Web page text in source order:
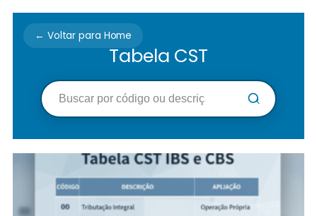
← Voltar para Home
Tabela CST